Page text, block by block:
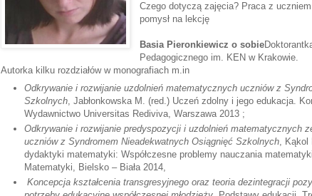
Czego dotyczą zajęcia? Praca z
pomysł na lekcję
Basia Pieronkiewicz o sobie
Pedagogicznego im. KEN w Krakowie.
Autorka kilku rozdziałów w monografiach m.in
Odkrywanie i rozwijanie uzdolnień matematycznych uczniów z
Szkolnych , Jabłonkowska M. (red.) Uczeń zdolny i jego edukacja.
Wydawnictwo Universitas Rediviva, Warszawa 2013 ;
Odkrywanie i rozwijanie predyspozycji i uzdolnień matematycznych
uczniów z Syndromem Nieadekwatnych Osiągnięć Szkolnych ,
dydaktyki matematyki: Współczesne problemy nauczania
Matematyki, Bielsko – Biała 2014,
Koncepcja kształcenia transgresyjnego oraz teoria dezintegracji